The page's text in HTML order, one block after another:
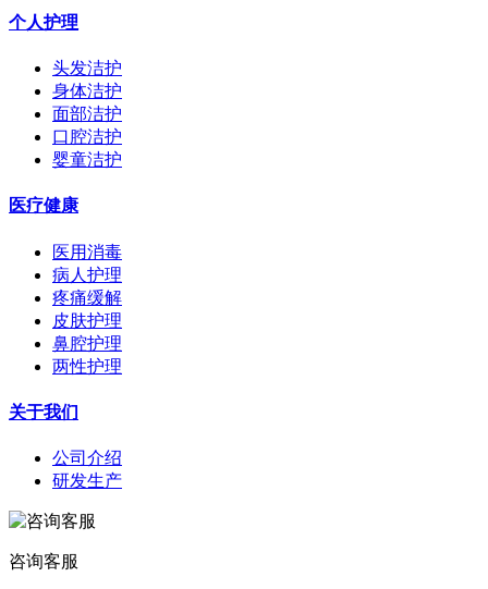
个人护理
头发洁护
身体洁护
面部洁护
口腔洁护
婴童洁护
医疗健康
医用消毒
病人护理
疼痛缓解
皮肤护理
鼻腔护理
两性护理
关于我们
公司介绍
研发生产
咨询客服